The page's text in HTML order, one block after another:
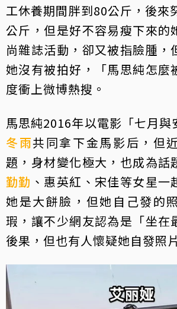
工休養期間胖到80公斤，後來
公斤，但是好不容易瘦下來的
尚雜誌活動，卻又被指臉腫，
她沒有被拍好，「馬思純怎麼
度衝上微博熱搜。
馬思純2016年以電影「七月與
冬雨共同拿下金馬影后，但
題，身材變化極大，也成為話
勤勤 、惠英紅、宋佳等女星一
她是大餅臉，但她自己發的
瑕，讓不少網友認為是「坐在
後果，但也有人懷疑她自發照